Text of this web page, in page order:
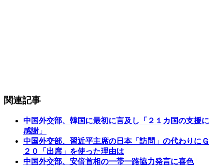
関連記事
中国外交部、韓国に最初に言及し「２１カ国の支援に
感謝」
中国外交部、習近平主席の日本「訪問」の代わりにＧ
２０「出席」を使った理由は
中国外交部、安倍首相の一帯一路協力発言に喜色